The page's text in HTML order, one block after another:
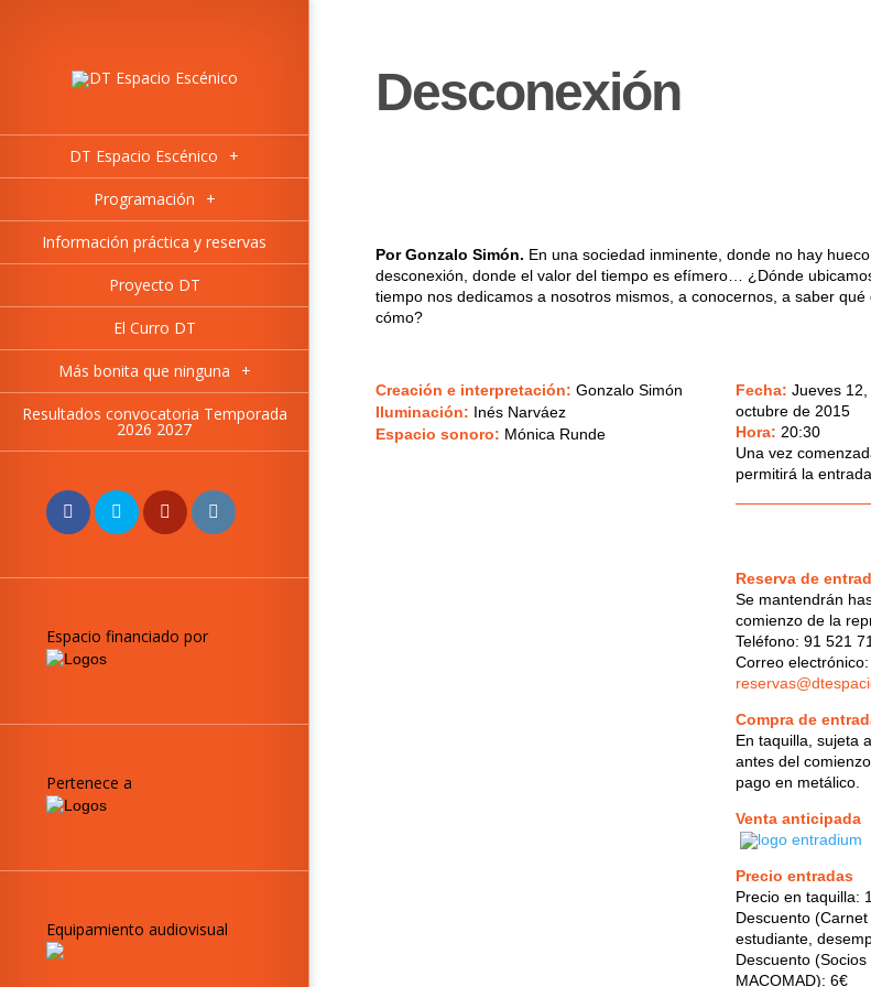
DT Espacio Escénico +
Programación +
Información práctica y reservas
Proyecto DT
El Curro DT
Más bonita que ninguna +
Resultados convocatoria Temporada
2026 2027
Espacio financiado por
Pertenece a
Equipamiento audiovisual
Desconexión
Por Gonzalo Simón. En una sociedad inminente, donde no hay
desconexión, donde el valor del tiempo es efímero… ¿Dónde
tiempo nos dedicamos a nosotros mismos, a conocernos, a saber
cómo?
Creación e interpretación: Gonzalo Simón
Iluminación: Inés Narváez
Espacio sonoro: Mónica Runde
Fecha: Jueves
octubre de 2015
Hora: 20:30
Una vez
permitirá la
Reserva de
Se mantendrán
comienzo de la
Teléfono: 91 521
Correo electrónico:
Compra de
En taquilla, sujeta
antes del
pago en metálico.
Venta anticipada
Precio entradas
Precio en taquilla:
Descuento
estudiante,
Descuento
MACOMAD): 6€